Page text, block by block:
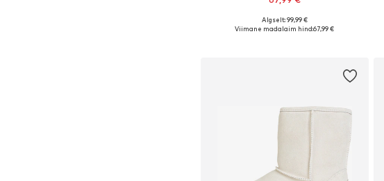
+2
Saadaolevad suurused: 36, 37, 38, 39, 40
Algselt: 99,99 €
Viimane madalaim hind:67,99 €